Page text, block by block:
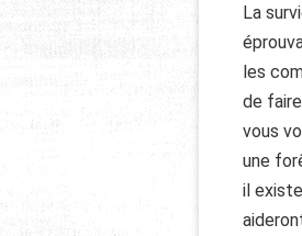
La
les
de
vous
une
il